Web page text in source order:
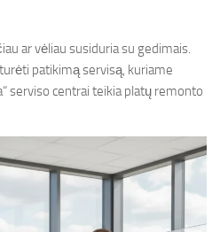
ar vėliau susiduria su gedimais.
patikimą servisą, kuriame
serviso centrai teikia platų remonto